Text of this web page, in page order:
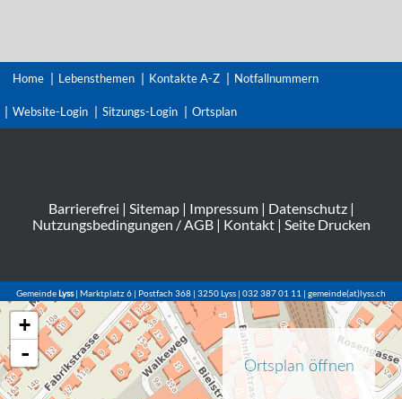
Home Lebensthemen Kontakte A-Z Notfallnummern
Website-Login Sitzungs-Login Ortsplan
Barrierefrei | Sitemap| Impressum| Datenschutz|
Nutzungsbedingungen / AGB| Kontakt| Seite Drucken
GemeindeLyss| Marktplatz 6 | Postfach 368 | 3250 Lyss | 032 387 01 11 | gemeinde(at)lyss.ch